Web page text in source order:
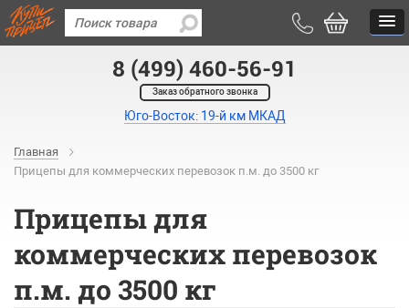
8 (499) 460-56-91
Заказ обратного звонка
Юго-Восток: 19-й км МКАД
Главная
Прицепы для коммерческих перевозок п.м. до 3500 кг
Прицепы для
коммерческих перевозок
п.м. до 3500 кг